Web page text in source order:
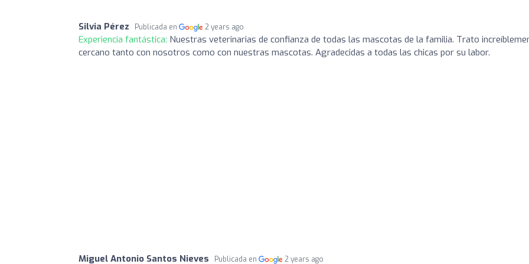
Silvia Pérez Publicada en 2 years ago
Experiencia fantástica: Nuestras veterinarias de confianza de todas las mascotas de la familia. Trato
cercano tanto con nosotros como con nuestras mascotas. Agradecidas a todas las chicas por su labor.
Miguel Antonio Santos Nieves Publicada en 2 years ago